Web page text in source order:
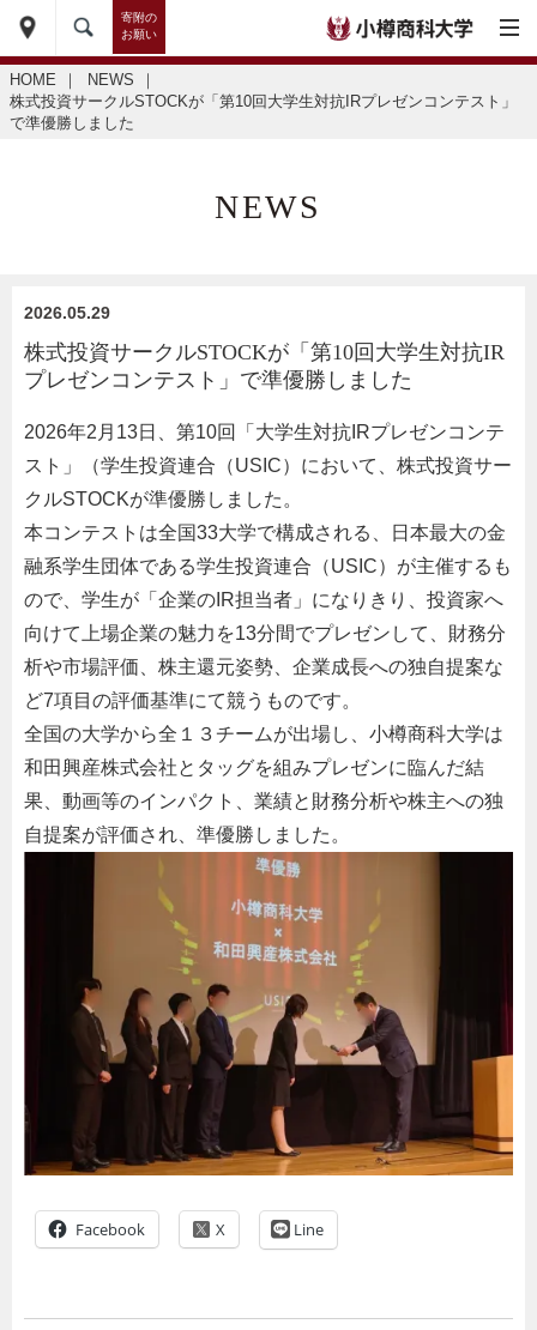
寄附の
お願い
HOME ｜ NEWS
｜
株式投資サークルSTOCKが「第10回大学生対抗IRプレゼンコンテスト」
で準優勝しました
NEWS
2026.05.29
株式投資サークルSTOCKが「第10回大学生対抗IR
プレゼンコンテスト」で準優勝しました
2026年2月13日、第10回「大学生対抗IRプレゼンコンテ
スト」（学生投資連合（USIC）において、株式投資サー
クルSTOCKが準優勝しました。
本コンテストは全国33大学で構成される、日本最大の金
融系学生団体である学生投資連合（USIC）が主催するも
ので、学生が「企業のIR担当者」になりきり、投資家へ
向けて上場企業の魅力を13分間でプレゼンして、財務分
析や市場評価、株主還元姿勢、企業成長への独自提案な
ど7項目の評価基準にて競うものです。
全国の大学から全１３チームが出場し、小樽商科大学は
和田興産株式会社とタッグを組みプレゼンに臨んだ結
果、動画等のインパクト、業績と財務分析や株主への独
自提案が評価され、準優勝しました。
Facebook Line